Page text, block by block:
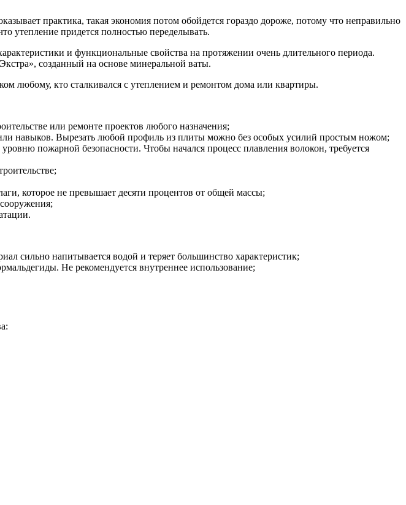
практика, такая экономия потом обойдется гораздо дороже, потому что неправильно
утепление придется полностью переделывать.
и функциональные свойства на протяжении очень длительного периода.
созданный на основе минеральной ваты.
любому, кто сталкивался с утеплением и ремонтом дома или квартиры.
или ремонте проектов любого назначения;
навыков. Вырезать любой профиль из плиты можно без особых усилий простым ножом;
пожарной безопасности. Чтобы начался процесс плавления волокон, требуется
которое не превышает десяти процентов от общей массы;
сильно напитывается водой и теряет большинство характеристик;
Не рекомендуется внутреннее использование;